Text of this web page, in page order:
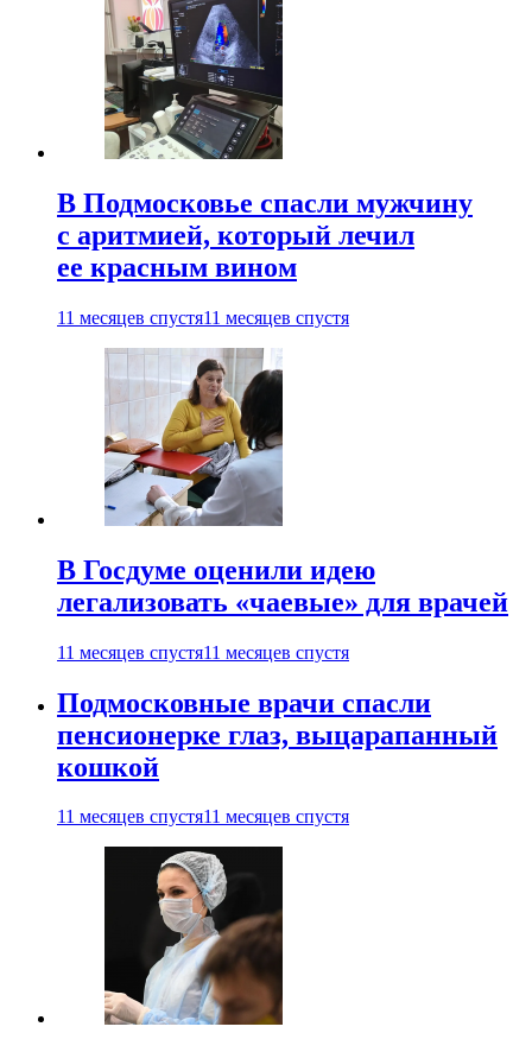
В Подмосковье спасли мужчину
с аритмией, который лечил
ее красным вином
11 месяцев спустя11 месяцев спустя
В Госдуме оценили идею
легализовать «чаевые» для врачей
11 месяцев спустя11 месяцев спустя
Подмосковные врачи спасли
пенсионерке глаз, выцарапанный
кошкой
11 месяцев спустя11 месяцев спустя